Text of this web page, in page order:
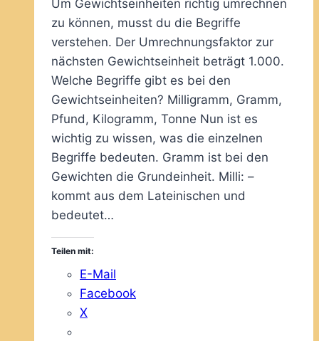
Um Gewichtseinheiten richtig umrechnen
zu können, musst du die Begriffe
verstehen. Der Umrechnungsfaktor zur
nächsten Gewichtseinheit beträgt 1.000.
Welche Begriffe gibt es bei den
Gewichtseinheiten? Milligramm, Gramm,
Pfund, Kilogramm, Tonne Nun ist es
wichtig zu wissen, was die einzelnen
Begriffe bedeuten. Gramm ist bei den
Gewichten die Grundeinheit. Milli: –
kommt aus dem Lateinischen und
bedeutet…
Teilen mit:
E-Mail
Facebook
X